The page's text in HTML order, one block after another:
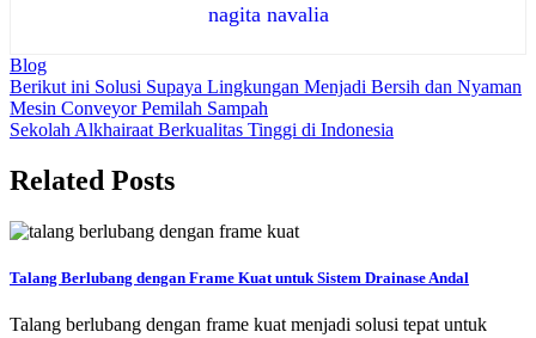
nagita navalia
Blog
Navigasi
pos
Berikut ini Solusi Supaya Lingkungan Menjadi Bersih dan Nyaman
Mesin Conveyor Pemilah Sampah
Sekolah Alkhairaat Berkualitas Tinggi di Indonesia
Related Posts
Talang Berlubang dengan Frame Kuat untuk Sistem Drainase Andal
Talang berlubang dengan frame kuat menjadi solusi tepat untuk